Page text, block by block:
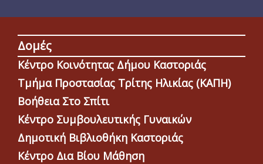
Δομές
Κέντρο Κοινότητας Δήμου Καστοριάς
Τμήμα Προστασίας Τρίτης Ηλικίας (ΚΑΠΗ)
Βοήθεια Στο Σπίτι
Κέντρο Συμβουλευτικής Γυναικών
Δημοτική Βιβλιοθήκη Καστοριάς
Κέντρο Δια Βίου Μάθηση